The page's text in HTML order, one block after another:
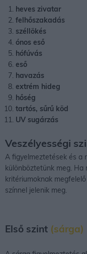
heves zivatar
felhőszakadás
széllökés
ónos eső
hófúvás
eső
havazás
extrém hideg
hőség
tartós, sűrű köd
UV sugárzás
Veszélyességi
A figyelmeztetések és a
különböztetünk meg.
kritériumoknak
színnel jelenik meg.
Első szint (sárga)